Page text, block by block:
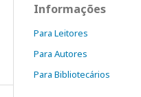
Informações
Para Leitores
Para Autores
Para Bibliotecários